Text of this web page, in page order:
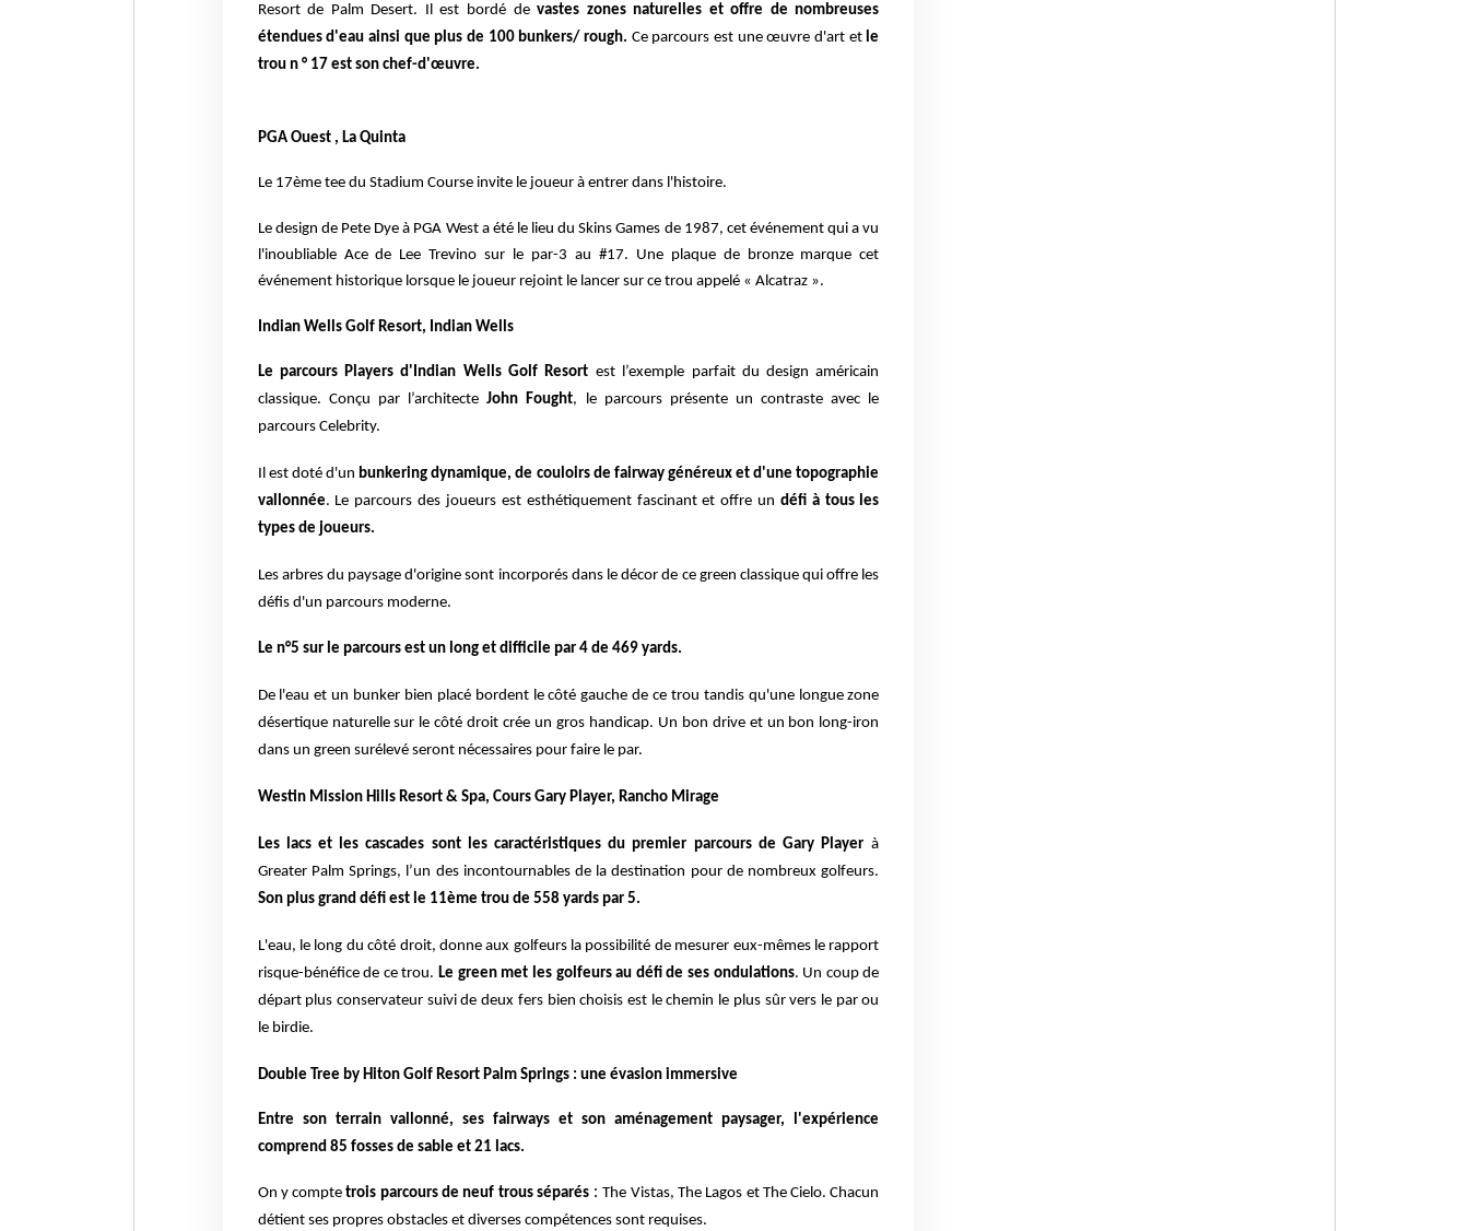
Resort de Palm Desert. Il est bordé devastes zones naturelles et offre de nombreuses
étendues d'eau ainsi que plus de 100 bunkers/ rough. Ce parcours est une œuvre d'art et le
trou n ° 17 est son chef-d'œuvre.
PGA Ouest , La Quinta
Le 17ème tee du Stadium Courseinvite le joueur à entrer dans l'histoire.
Le design de Pete Dye à PGA West a été le lieu du Skins Games de 1987, cet événement qui a vu
l'inoubliable Ace de Lee Trevino sur le par-3 au #17. Une plaque de bronze marque cet
événement historique lorsque le joueurrejointle lancersur ce trou appelé « Alcatraz ».
Indian Wells Golf Resort, Indian Wells
Le parcours Players d'Indian Wells Golf Resort est l’exemple parfait du design américain
classique. Conçu par l’architecteJohn Fought, le parcours présente un contraste avec le
parcours Celebrity.
Il est doté d'un bunkering dynamique, de couloirs de fairway généreux et d'une topographie
vallonnée. Le parcours des joueurs est esthétiquement fascinant et offre un défi à tous les
types de joueurs.
Les arbres du paysage d'origine sont incorporés dans le décor de ce green classique qui offre les
défis d'un parcours moderne.
Le n°5 sur le parcours est un long et difficile par 4 de 469 yards.
De l'eau et un bunker bien placé bordent le côté gauche de ce trou tandis qu'une longue zone
désertique naturelle sur le côté droit crée un gros handicap. Un bon drive et un bon long-iron
dans un green surélevé seront nécessaires pour faire le par.
Westin Mission Hills Resort & Spa, Cours Gary Player, Rancho Mirage
Les lacs et les cascades sont les caractéristiques du premier parcours de Gary Player à
Greater Palm Springs, l’un des incontournables de la destination pour de nombreux golfeurs.
Son plus grand défi est le 11ème trou de 558 yards par 5.
L'eau, le long du côté droit, donne aux golfeurs la possibilité de mesurer eux-mêmes le rapport
risque-bénéfice de ce trou.Le green met les golfeurs au défi de ses ondulations. Un coup de
départ plus conservateur suivi de deux fers bien choisis est le chemin le plus sûr vers le par ou
le birdie.
Double Tree by Hiton Golf Resort Palm Springs : une évasion immersive
Entre son terrain vallonné, ses fairways et son aménagement paysager, l'expérience
comprend 85 fosses de sable et 21 lacs.
On y comptetrois parcours de neuf trous séparés:The Vistas, The Lagos et The Cielo. Chacun
détient ses propres obstacles et diverses compétences sont requises.